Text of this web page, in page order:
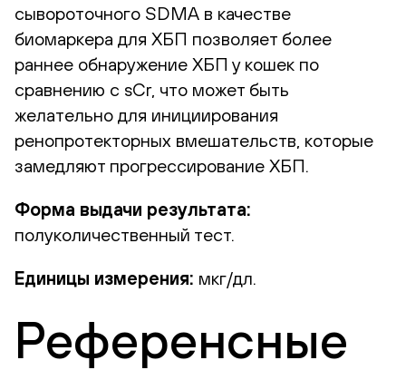
сывороточного SDMA в качестве
биомаркера для ХБП позволяет более
раннее обнаружение ХБП у кошек по
сравнению с sCr, что может быть
желательно для инициирования
ренопротекторных вмешательств, которые
замедляют прогрессирование ХБП.
Форма выдачи результата:
полуколичественный тест.
Единицы измерения: мкг/дл.
Референсные